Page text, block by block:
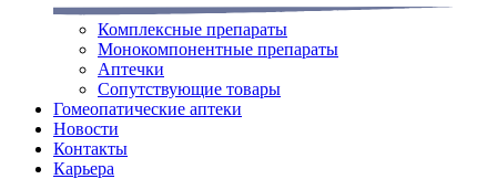
Комплексные препараты
Монокомпонентные препараты
Аптечки
Сопутствующие товары
Гомеопатические аптеки
Новости
Контакты
Карьера